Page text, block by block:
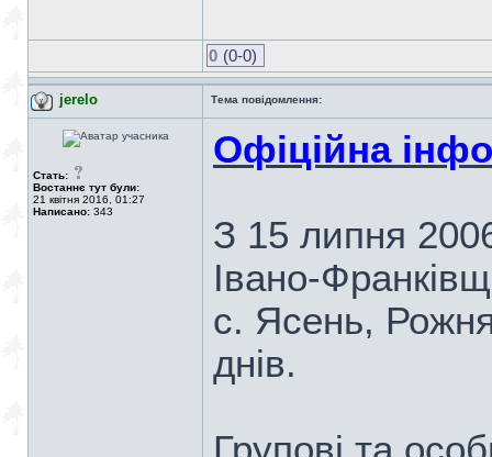
0 (0-0)
jerelo Тема повідомлення:
Стать:
Востаннє тут були:
21 квітня 2016, 01:27
Написано: 343
Офіційна
З 15 липня
Івано-
с. Ясень,
днів.